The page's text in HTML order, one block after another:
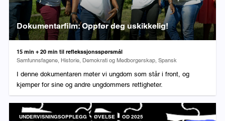
Dokumentarfilm: Oppfør deg uskikkelig!
Varighet:
15 min + 20 min til reflekssjonsspørsmål
Fag:
Samfunnsfagene, Historie, Demokrati og Medborgerskap, Spansk
I denne dokumentaren møter vi ungdom som står i front, og
kjemper for sine og andre ungdommers rettigheter.
UNDERVISNINGSOPPLEGG ØVELSE OD 2025